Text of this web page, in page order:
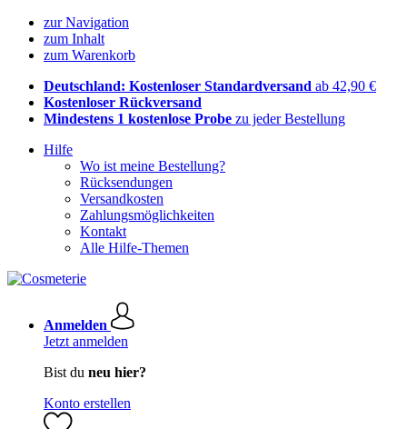
zur Navigation
zum Inhalt
zum Warenkorb
Deutschland: Kostenloser Standardversand ab 42,90 €
Kostenloser Rückversand
Mindestens 1 kostenlose Probe zu jeder Bestellung
Hilfe
Wo ist meine Bestellung?
Rücksendungen
Versandkosten
Zahlungsmöglichkeiten
Kontakt
Alle Hilfe-Themen
Anmelden
Jetzt anmelden
Bist du neu hier?
Konto erstellen